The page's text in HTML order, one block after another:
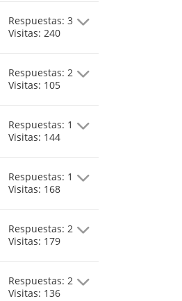
Respuestas: 3
Visitas: 240
Respuestas: 2
Visitas: 105
Respuestas: 1
Visitas: 144
Respuestas: 1
Visitas: 168
Respuestas: 2
Visitas: 179
Respuestas: 2
Visitas: 136